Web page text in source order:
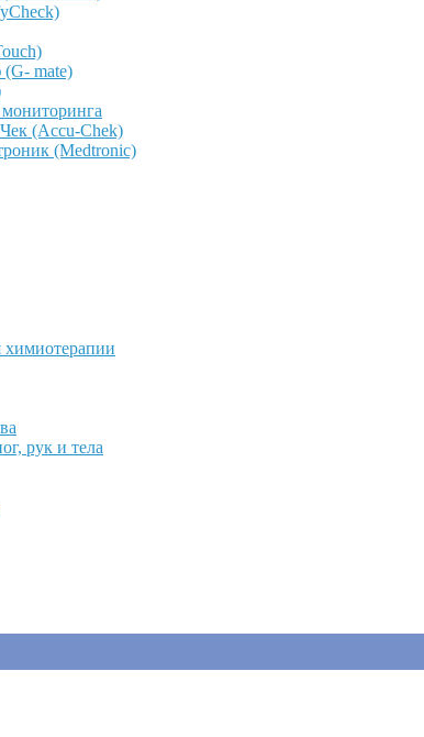
mate)
(Accu-Chek)
(Medtronic)
рук и тела